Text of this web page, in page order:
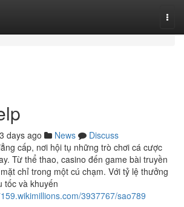
days ago News
Discuss
cấp, nơi hội tụ những trò chơi cá cược
Từ thể thao, casino đến game bài truyền
chỉ trong một cú chạm. Với tỷ lệ thưởng
tốc và khuyến
3937767/sao789